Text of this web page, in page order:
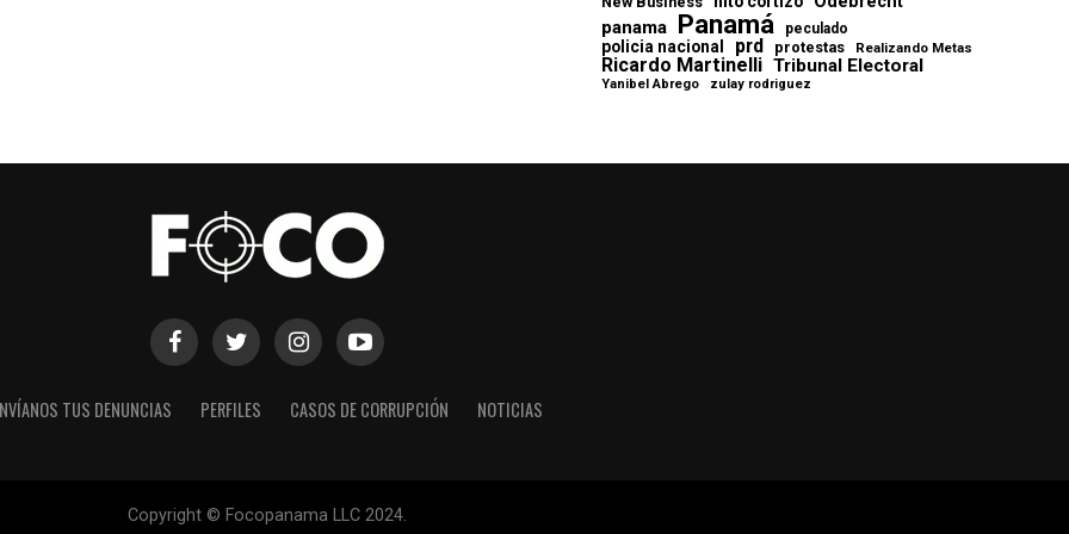
panama Panamá peculado
policia nacional prd protestas Realizando Metas
Ricardo Martinelli Tribunal Electoral
Yanibel Abrego zulay rodriguez
TUS DENUNCIAS PERFILES CASOS DE CORRUPCIÓN NOTICIAS
Copyright © Focopanama LLC 2024.